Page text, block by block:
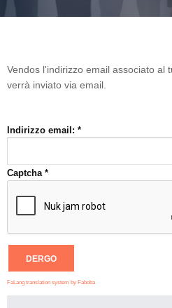
Vendos l'indirizzo email associato al
verrà inviato via email.
Indirizzo email: *
Captcha*
DERGO
FaLang translation system by Faboba